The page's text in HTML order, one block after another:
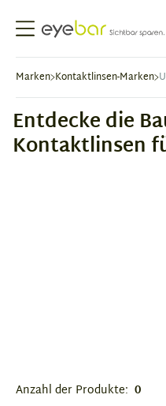
Abele Optic
Marken Kontaktlinsen-Marken
Entdecke die
Kontaktlinsen
Anzahl der Produkte: 0